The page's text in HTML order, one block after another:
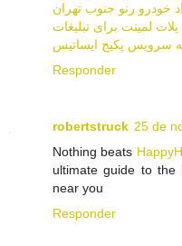
خودرو رنو جنوب تهران
لمینت برای تبلیغات
سرویس پکیج ایساتیس
Responder
robertstruck 25 de
Nothing beats
ultimate guide to the
near you
Responder